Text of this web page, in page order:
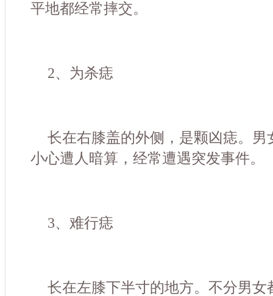
平地都经常摔交。
2、为杀痣
长在右膝盖的外侧，是颗凶痣。男
小心遭人暗算，经常遭遇突发事件。
3、难行痣
长在左膝下半寸的地方。不分男女